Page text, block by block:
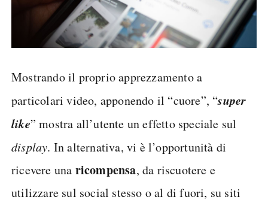
Mostrando il proprio apprezzamento a
particolari video, apponendo il “cuore”, “super
like” mostra all’utente un effetto speciale sul
display. In alternativa, vi è l’opportunità di
ricevere una ricompensa, da riscuotere e
utilizzare sul social stesso o al di fuori, su siti